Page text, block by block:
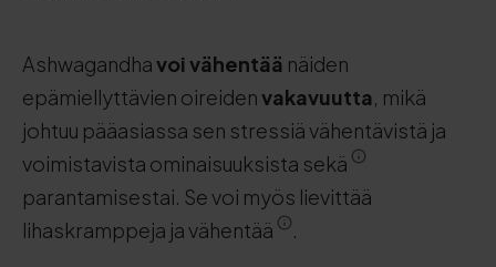
Ashwagandhavoi vähentää näiden
epämiellyttävien oireidenvakavuutta, mikä
johtuu pääasiassa sen stressiä vähentävistä ja
voimistavista ominaisuuksista sekä
parantamisestai. Se voi myös lievittää
lihaskramppeja ja vähentää
.